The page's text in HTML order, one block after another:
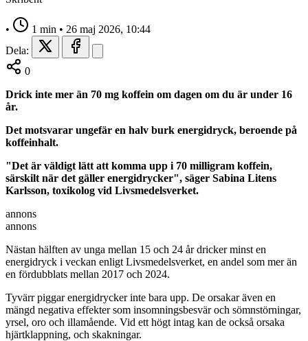
• 1 min • 26 maj 2026, 10:44
Dela:
0
Drick inte mer än 70 mg koffein om dagen om du är under 16
år.
Det motsvarar ungefär en halv burk energidryck, beroende på
koffeinhalt.
"Det är väldigt lätt att komma upp i 70 milligram koffein,
särskilt när det gäller energidrycker", säger Sabina Litens
Karlsson, toxikolog vid Livsmedelsverket.
annons
annons
Nästan hälften av unga mellan 15 och 24 år dricker minst en
energidryck i veckan enligt Livsmedelsverket, en andel som mer än
en fördubblats mellan 2017 och 2024.
Tyvärr piggar energidrycker inte bara upp. De orsakar även en
mängd negativa effekter som insomningsbesvär och sömnstörningar,
yrsel, oro och illamående. Vid ett högt intag kan de också orsaka
hjärtklappning, och skakningar.